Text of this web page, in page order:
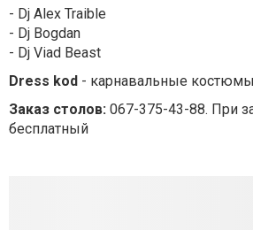
- Dj Alex Traible
- Dj Bogdan
- Dj Viad Beast
Dress kod - карнавальные костюмы
Заказ столов: 067-375-43-88. При
бесплатный